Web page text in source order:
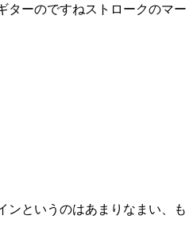
ターのですねストロークのマー
ンというのはあまりなまい、も